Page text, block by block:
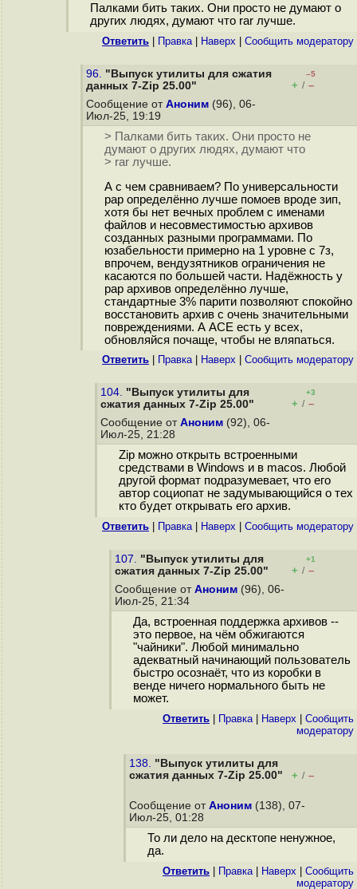
Палками бить таких. Они просто не думают о
других людях, думают что rar лучше.
Ответить Правка| Наверх Cообщить модератору
96. "Выпуск утилиты для сжатия
данных 7-Zip 25.00"
–5
+ / –
Сообщение от Аноним (96), 06-
Июл-25, 19:19
> Палками бить таких. Они просто не
думают о других людях, думают что
> rar лучше.
А с чем сравниваем? По универсальности
рар определённо лучше помоев вроде зип,
хотя бы нет вечных проблем с именами
файлов и несовместимостью архивов
созданных разными программами. По
юзабельности примерно на 1 уровне с 7з,
впрочем, вендузятников ограничения не
касаются по большей части. Надёжность у
рар архивов определённо лучше,
стандартные 3% парити позволяют спокойно
восстановить архив с очень значительными
повреждениями. А ACE есть у всех,
обновляйся почаще, чтобы не вляпаться.
Ответить Правка| Наверх Cообщить модератору
104. "Выпуск утилиты для
сжатия данных 7-Zip 25.00"
+3
+ / –
Сообщение от Аноним (92), 06-
Июл-25, 21:28
Zip можно открыть встроенными
средствами в Windows и в macos. Любой
другой формат подразумевает, что его
автор социопат не задумывающийся о тех
кто будет открывать его архив.
Ответить Правка| Наверх Cообщить модератору
107. "Выпуск утилиты для
сжатия данных 7-Zip 25.00"
+1
+ / –
Сообщение от Аноним (96), 06-
Июл-25, 21:34
Да, встроенная поддержка архивов --
это первое, на чём обжигаются
"чайники". Любой минимально
адекватный начинающий пользователь
быстро осознаёт, что из коробки в
венде ничего нормального быть не
может.
Ответить Правка| Наверх
Cообщить
модератору
138. "Выпуск утилиты для
сжатия данных 7-Zip 25.00"
+ / –
Сообщение от Аноним (138), 07-
Июл-25, 01:28
То ли дело на десктопе ненужное,
да.
Ответить Правка| Наверх
Cообщить
модератору